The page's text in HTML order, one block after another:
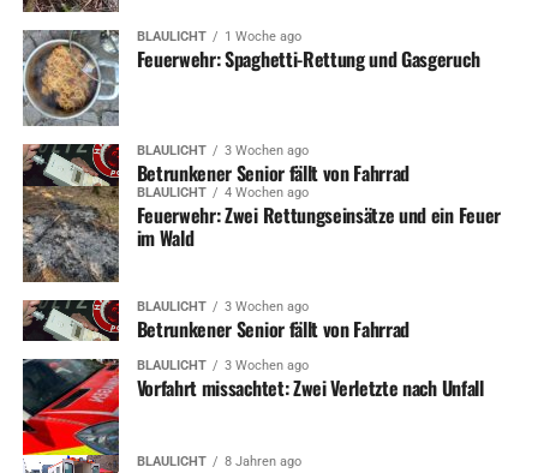
BLAULICHT 1 Woche ago
Feuerwehr: Spaghetti-Rettung und Gasgeruch
BLAULICHT 3 Wochen ago
Betrunkener Senior fällt von Fahrrad
BLAULICHT 4 Wochen ago
Feuerwehr: Zwei Rettungseinsätze und ein Feuer
im Wald
BLAULICHT 3 Wochen ago
Betrunkener Senior fällt von Fahrrad
BLAULICHT 3 Wochen ago
Vorfahrt missachtet: Zwei Verletzte nach Unfall
BLAULICHT 8 Jahren ago